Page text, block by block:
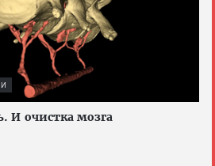
очистка мозга